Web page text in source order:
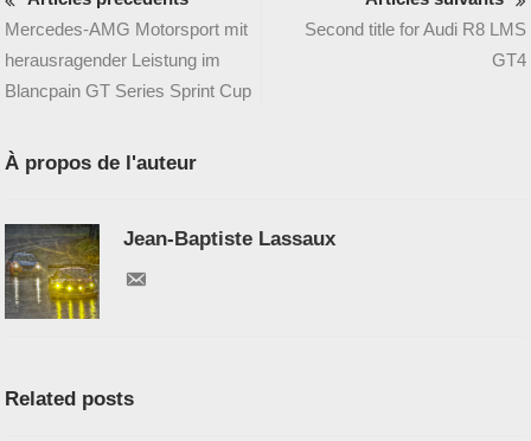
Mercedes-AMG Motorsport mit
herausragender Leistung im
Blancpain GT Series Sprint Cup
Second title for Audi R8 LMS
GT4
À propos de l'auteur
Jean-Baptiste Lassaux
Related posts